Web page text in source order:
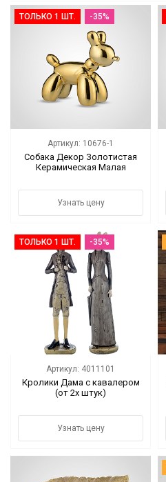
Ванная комната
Свет
Ароматы
Кролики, к Пасхе
Аксессуары
Упаковка
Цветы
Новый год
НОВЫЙ ГОД НОВИНКИ
Распродажа
! СКИДКА НА ТОВАР !
ТОЛЬКО 1 ШТ. -35%
Артикул: 10676-1
Собака Декор Золотистая
Керамическая Малая
Узнать цену
ТОЛЬКО 1 ШТ. -35%
Артикул: 4011101
Кролики Дама с кавалером
(от 2х штук)
Узнать цену